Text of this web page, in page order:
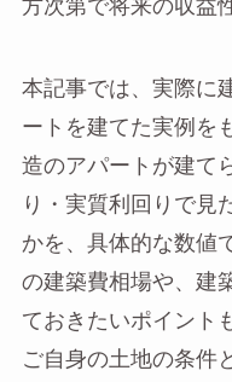
方次第で将来の収益
本記事では、実際に
ートを建てた実例を
造のアパートが建て
り・実質利回りで見
かを、具体的な数値
の建築費相場や、建
ておきたいポイント
ご自身の土地の条件